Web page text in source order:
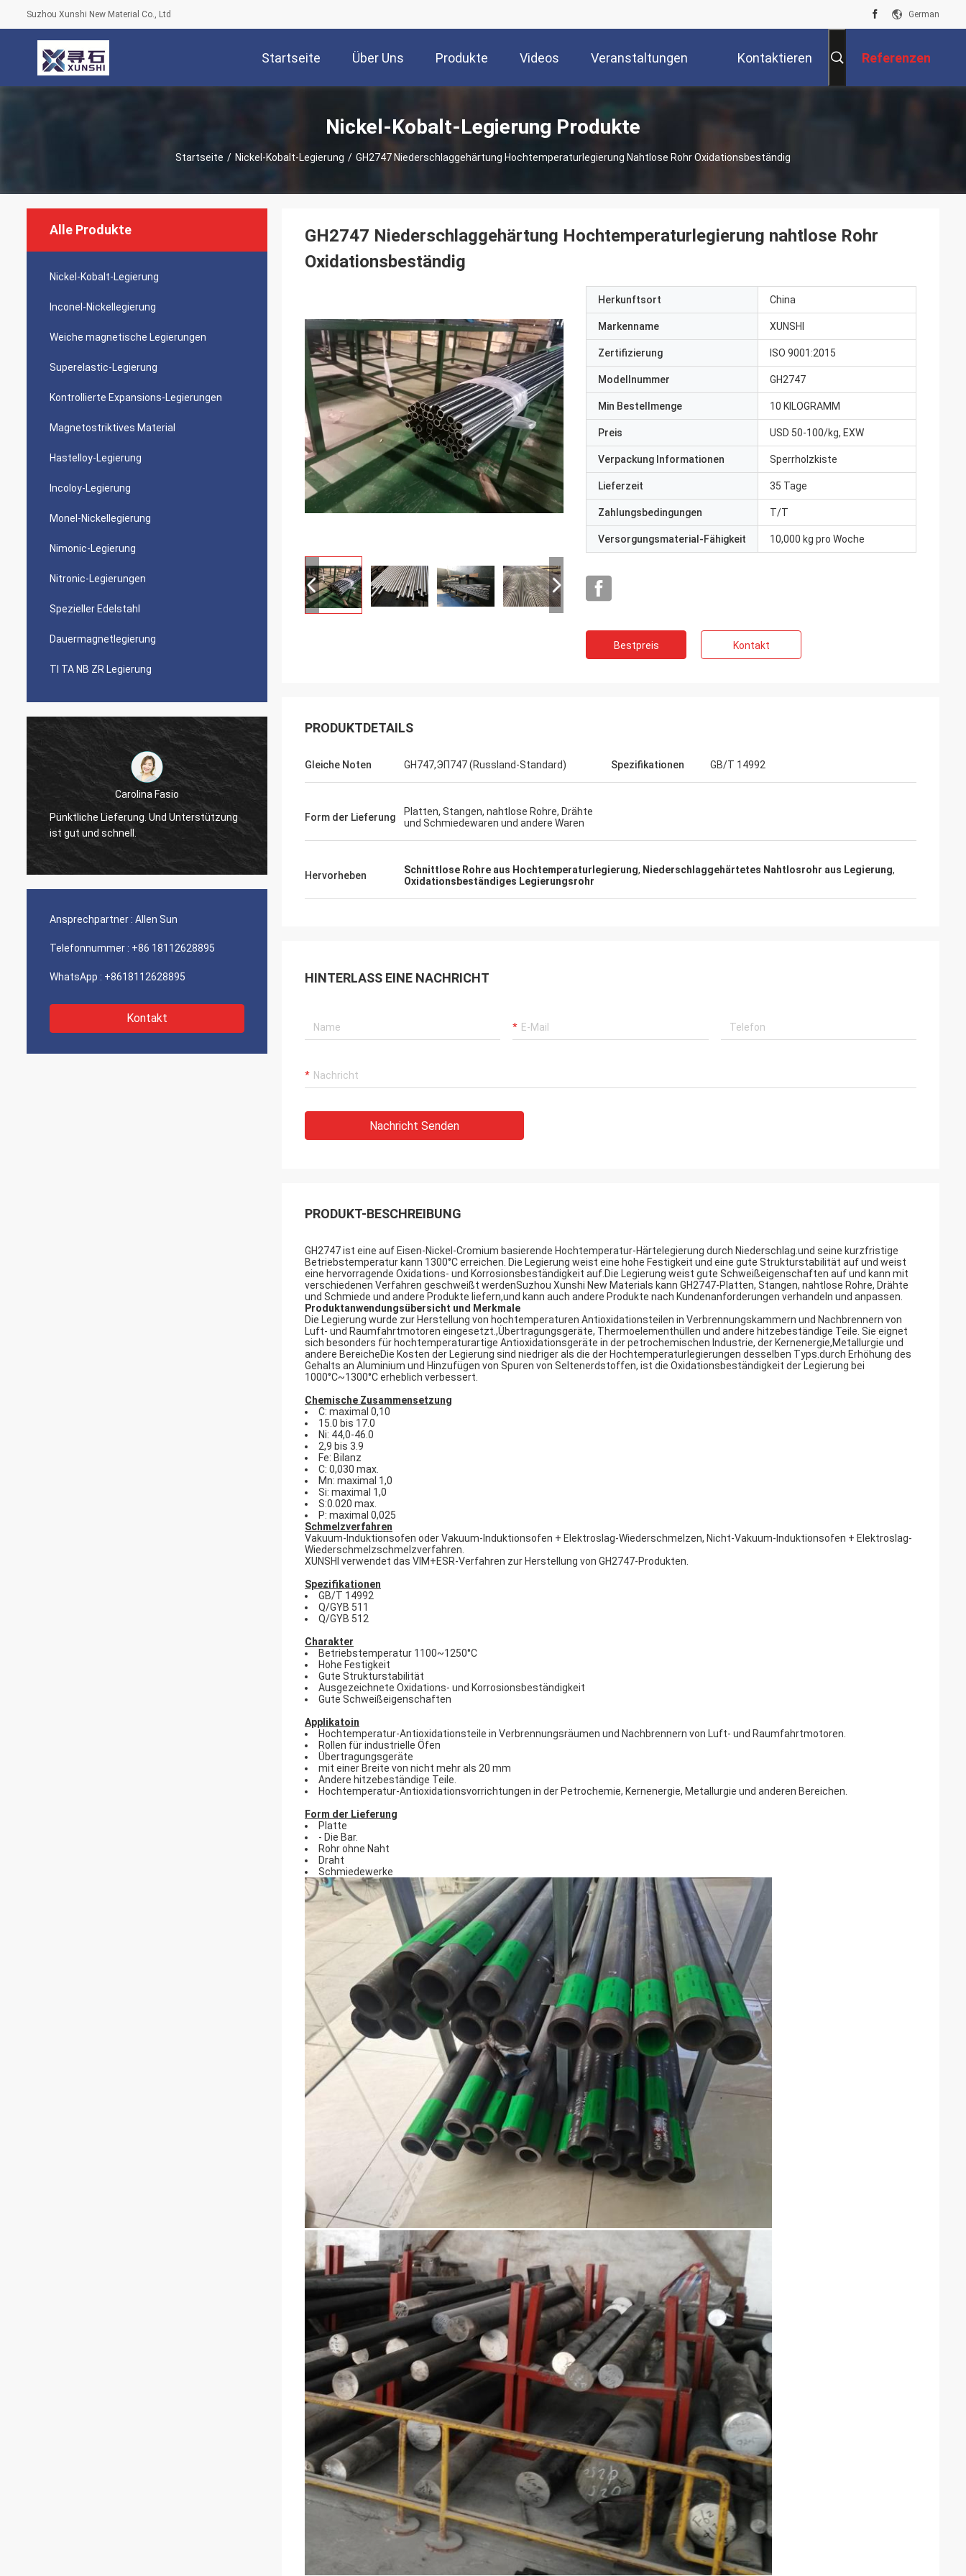
Suzhou Xunshi New Material Co., Ltd German
Startseite Über Uns Produkte Videos Veranstaltungen Kontaktieren Referenzen
Nickel-Kobalt-Legierung Produkte
Startseite / Nickel-Kobalt-Legierung / GH2747 Niederschlaggehärtung Hochtemperaturlegierung Nahtlose Rohr Oxidationsbeständig
Alle Produkte
Nickel-Kobalt-Legierung
Inconel-Nickellegierung
Weiche magnetische Legierungen
Superelastic-Legierung
Kontrollierte Expansions-Legierungen
Magnetostriktives Material
Hastelloy-Legierung
Incoloy-Legierung
Monel-Nickellegierung
Nimonic-Legierung
Nitronic-Legierungen
Spezieller Edelstahl
Dauermagnetlegierung
TI TA NB ZR Legierung
Carolina Fasio
Pünktliche Lieferung. Und Unterstützung
ist gut und schnell.
Daniel-weree
Sind geschäftliche Beziehungen für 3
Jahre, großer Partner für Nickel-Kobalt-
Legierung gewesen!
Ansprechpartner : Allen Sun
Telefonnummer : +86 18112628895
WhatsApp : +8618112628895
Kontakt
GH2747 Niederschlaggehärtung Hochtemperaturlegierung nahtlose Rohr
Oxidationsbeständig
Herkunftsort China
Markenname XUNSHI
Zertifizierung ISO 9001:2015
Modellnummer GH2747
Min Bestellmenge 10 KILOGRAMM
Preis USD 50-100/kg, EXW
Verpackung Informationen Sperrholzkiste
Lieferzeit 35 Tage
Zahlungsbedingungen T/T
Versorgungsmaterial-Fähigkeit 10,000 kg pro Woche
Bestpreis Kontakt
PRODUKTDETAILS
Gleiche Noten GH747,ЭП747 (Russland-Standard) Spezifikationen GB/T 14992
Form der Lieferung
Platten, Stangen, nahtlose Rohre, Drähte
und Schmiedewaren und andere Waren
Hervorheben Schnittlose Rohre aus Hochtemperaturlegierung, Niederschlaggehärtetes Nahtlosrohr aus Legierung,
Oxidationsbeständiges Legierungsrohr
HINTERLASS EINE NACHRICHT
Nachricht Senden
PRODUKT-BESCHREIBUNG
GH2747 ist eine auf Eisen-Nickel-Cromium basierende Hochtemperatur-Härtelegierung durch Niederschlag.und seine kurzfristige
Betriebstemperatur kann 1300°C erreichen. Die Legierung weist eine hohe Festigkeit und eine gute Strukturstabilität auf und weist
eine hervorragende Oxidations- und Korrosionsbeständigkeit auf.Die Legierung weist gute Schweißeigenschaften auf und kann mit
verschiedenen Verfahren geschweißt werdenSuzhou Xunshi New Materials kann GH2747-Platten, Stangen, nahtlose Rohre, Drähte
und Schmiede und andere Produkte liefern,und kann auch andere Produkte nach Kundenanforderungen verhandeln und anpassen.
Produktanwendungsübersicht und Merkmale
Die Legierung wurde zur Herstellung von hochtemperaturen Antioxidationsteilen in Verbrennungskammern und Nachbrennern von
Luft- und Raumfahrtmotoren eingesetzt.,Übertragungsgeräte, Thermoelementhüllen und andere hitzebeständige Teile. Sie eignet
sich besonders für hochtemperaturartige Antioxidationsgeräte in der petrochemischen Industrie, der Kernenergie,Metallurgie und
andere BereicheDie Kosten der Legierung sind niedriger als die der Hochtemperaturlegierungen desselben Typs.durch Erhöhung des
Gehalts an Aluminium und Hinzufügen von Spuren von Seltenerdstoffen, ist die Oxidationsbeständigkeit der Legierung bei
1000°C~1300°C erheblich verbessert.
Chemische Zusammensetzung
C: maximal 0,10
15.0 bis 17.0
Ni: 44,0-46.0
2,9 bis 3.9
Fe: Bilanz
C: 0,030 max.
Mn: maximal 1,0
Si: maximal 1,0
S:0.020 max.
P: maximal 0,025
Schmelzverfahren
Vakuum-Induktionsofen oder Vakuum-Induktionsofen + Elektroslag-Wiederschmelzen, Nicht-Vakuum-Induktionsofen + Elektroslag-
Wiederschmelzschmelzverfahren.
XUNSHI verwendet das VIM+ESR-Verfahren zur Herstellung von GH2747-Produkten.
Spezifikationen
GB/T 14992
Q/GYB 511
Q/GYB 512
Charakter
Betriebstemperatur 1100~1250°C
Hohe Festigkeit
Gute Strukturstabilität
Ausgezeichnete Oxidations- und Korrosionsbeständigkeit
Gute Schweißeigenschaften
Applikatoin
Hochtemperatur-Antioxidationsteile in Verbrennungsräumen und Nachbrennern von Luft- und Raumfahrtmotoren.
Rollen für industrielle Öfen
Übertragungsgeräte
mit einer Breite von nicht mehr als 20 mm
Andere hitzebeständige Teile.
Hochtemperatur-Antioxidationsvorrichtungen in der Petrochemie, Kernenergie, Metallurgie und anderen Bereichen.
Form der Lieferung
Platte
- Die Bar.
Rohr ohne Naht
Draht
Schmiedewerke